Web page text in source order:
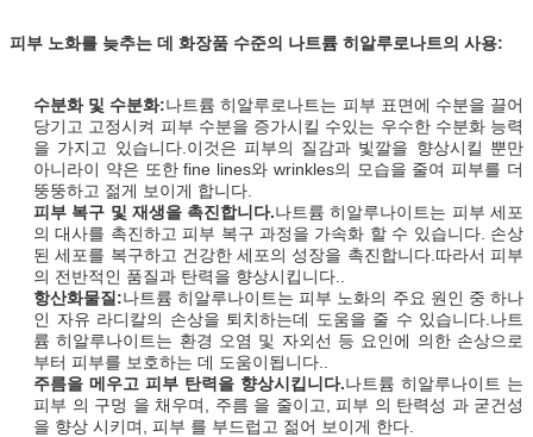
피부 노화를 늦추는 데 화장품 수준의 나트륨 히알루로나트의 사용:
수분화 및 수분화:나트륨 히알루로나트는 피부 표면에 수분을 끌어
당기고 고정시켜 피부 수분을 증가시킬 수있는 우수한 수분화 능력
을 가지고 있습니다.이것은 피부의 질감과 빛깔을 향상시킬 뿐만
아니라이 약은 또한 fine lines와 wrinkles의 모습을 줄여 피부를 더
뚱뚱하고 젊게 보이게 합니다.
피부 복구 및 재생을 촉진합니다.나트륨 히알루나이트는 피부 세포
의 대사를 촉진하고 피부 복구 과정을 가속화 할 수 있습니다. 손상
된 세포를 복구하고 건강한 세포의 성장을 촉진합니다.따라서 피부
의 전반적인 품질과 탄력을 향상시킵니다..
항산화물질:나트륨 히알루나이트는 피부 노화의 주요 원인 중 하나
인 자유 라디칼의 손상을 퇴치하는데 도움을 줄 수 있습니다.나트
륨 히알루나이트는 환경 오염 및 자외선 등 요인에 의한 손상으로
부터 피부를 보호하는 데 도움이됩니다..
주름을 메우고 피부 탄력을 향상시킵니다.나트륨 히알루나이트 는
피부 의 구멍 을 채우며, 주름 을 줄이고, 피부 의 탄력성 과 굳건성
을 향상 시키며, 피부 를 부드럽고 젊어 보이게 한다.